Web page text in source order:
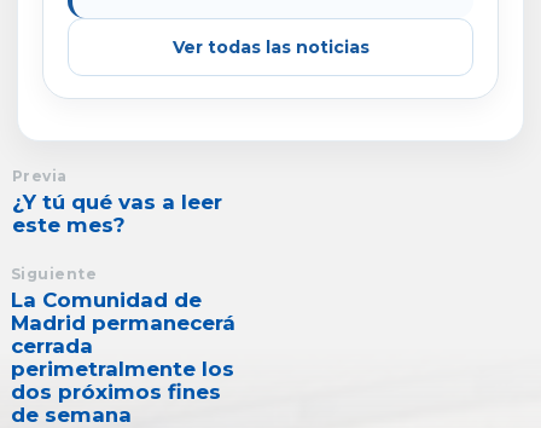
Ver todas las noticias
Previa
¿Y tú qué vas a leer
este mes?
Siguiente
La Comunidad de
Madrid permanecerá
cerrada
perimetralmente los
dos próximos fines
de semana